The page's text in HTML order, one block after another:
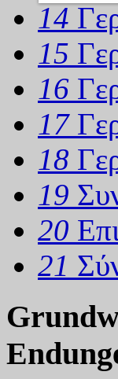
14
15
16
17
18
19
20
21